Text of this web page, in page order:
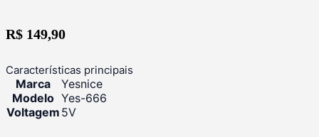
R$ 149,90
Características principais
Marca
Yesnice
Modelo Yes-666
Voltagem 5V